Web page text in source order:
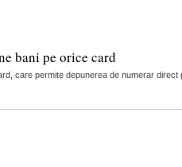
bani pe orice card
care permite depunerea de numerar